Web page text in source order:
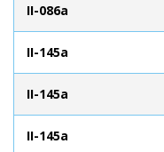
II-086a
II-145a
II-145a
II-145a